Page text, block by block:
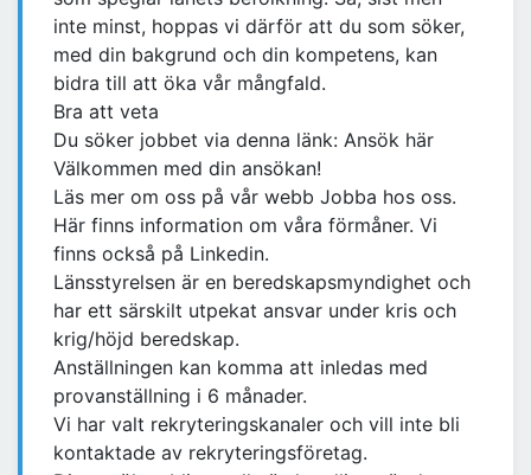
inte minst, hoppas vi därför att du som söker,
med din bakgrund och din kompetens, kan
bidra till att öka vår mångfald.
Bra att veta
Du söker jobbet via denna länk: Ansök här
Välkommen med din ansökan!
Läs mer om oss på vår webb Jobba hos oss.
Här finns information om våra förmåner. Vi
finns också på Linkedin.
Länsstyrelsen är en beredskapsmyndighet och
har ett särskilt utpekat ansvar under kris och
krig/höjd beredskap.
Anställningen kan komma att inledas med
provanställning i 6 månader.
Vi har valt rekryteringskanaler och vill inte bli
kontaktade av rekryteringsföretag.